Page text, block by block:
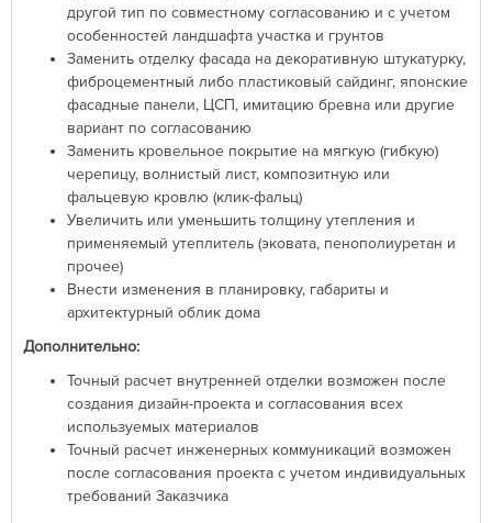
другой тип по совместному согласованию и с учетом
особенностей ландшафта участка и грунтов
Заменить отделку фасада на декоративную штукатурку,
фиброцементный либо пластиковый сайдинг, японские
фасадные панели, ЦСП, имитацию бревна или другие
вариант по согласованию
Заменить кровельное покрытие на мягкую (гибкую)
черепицу, волнистый лист, композитную или
фальцевую кровлю (клик-фальц)
Увеличить или уменьшить толщину утепления и
применяемый утеплитель (эковата, пенополиуретан и
прочее)
Внести изменения в планировку, габариты и
архитектурный облик дома
Дополнительно:
Точный расчет внутренней отделки возможен после
создания дизайн-проекта и согласования всех
используемых материалов
Точный расчет инженерных коммуникаций возможен
после согласования проекта с учетом индивидуальных
требований Заказчика